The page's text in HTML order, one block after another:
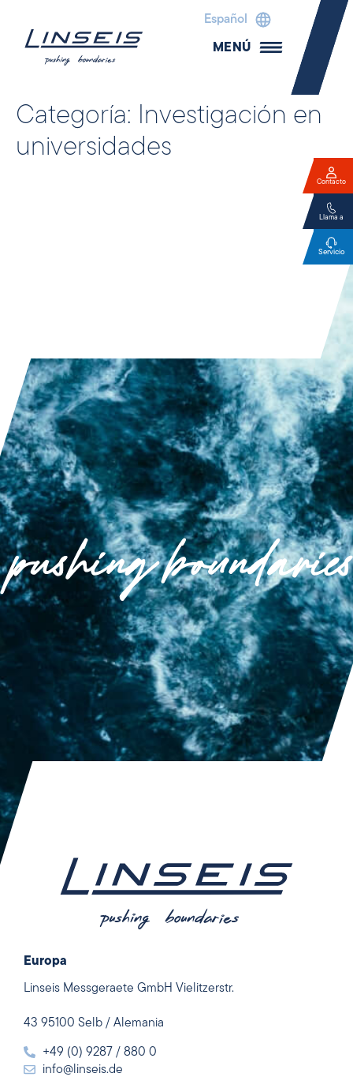
Español
MENÚ
Categoría: Investigación en
universidades
Europa
Linseis Messgeraete GmbH Vielitzerstr.
43 95100 Selb / Alemania
+49 (0) 9287 / 880 0
info@linseis.de
Contacto
Llama a
Servicio